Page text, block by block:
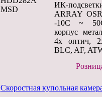
MSD
ИК-
ARRAY
-10C ~
корпус
4х оптич,
BLC, AF,
Скоростная купольная